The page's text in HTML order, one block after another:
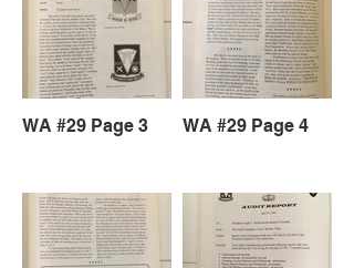
WA #29 Page 3 WA #29 Page 4